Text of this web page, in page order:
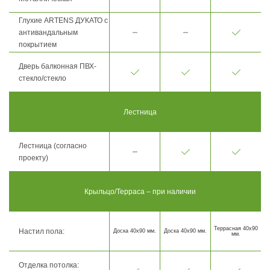
Глухие ARTENS ДУКАТО с
антивандальным
покрытием
Дверь балконная ПВХ-
стекло/стекло
Лестница
Лестница (согласно
проекту)
Крыльцо/Терраса – при наличии
Настил пола: Доска 40х90 мм. Доска 40х90 мм.
Террасная 40х90
мм.
Отделка потолка: